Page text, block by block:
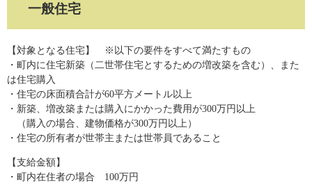
一般住宅
【対象となる住宅】 ※以下の要件をすべて満たすもの
・町内に住宅新築（二世帯住宅とするための増改築を含む）、また
は住宅購入
・住宅の床面積合計が60平方メートル以上
・新築、増改築または購入にかかった費用が300万円以上
（購入の場合、建物価格が300万円以上）
・住宅の所有者が世帯主または世帯員であること
【支給金額】
・町内在住者の場合 100万円